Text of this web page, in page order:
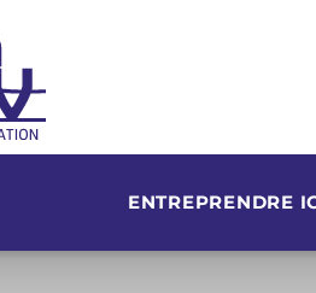
ENTREPRENDRE